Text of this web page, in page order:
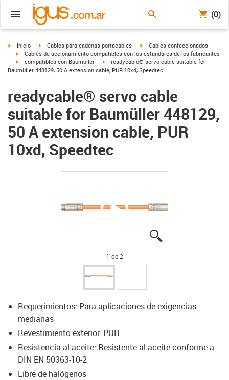
(0)
igus-icon-arrow-right
Inicio igus-icon-arrow-right
Cables para cadenas portacables igus-icon-arrow-right
Cables confeccionados
igus-icon-arrow-right
Cables de accionamiento compatibles con los estándares de los fabricantes
igus-icon-arrow-right
compatibles con Baumüller igus-icon-arrow-right
readycable® servo cable suitable for
Baumüller 448129, 50 A extension cable, PUR 10xd, Speedtec
readycable® servo cable
suitable for Baumüller 448129,
50 A extension cable, PUR
10xd, Speedtec
1 de 2
Requerimientos: Para aplicaciones de exigencias
medianas
Revestimiento exterior: PUR
Resistencia al aceite: Resistente al aceite conforme a
DIN EN 50363-10-2
Libre de halógenos